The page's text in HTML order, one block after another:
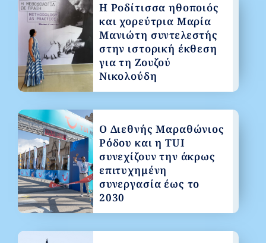
Η Ροδίτισσα ηθοποιός
και χορεύτρια Μαρία
Μανιώτη συντελεστής
στην ιστορική έκθεση
για τη Ζουζού
Νικολούδη
Ο Διεθνής Μαραθώνιος
Ρόδου και η TUI
συνεχίζουν την άκρως
επιτυχημένη
συνεργασία έως το
2030